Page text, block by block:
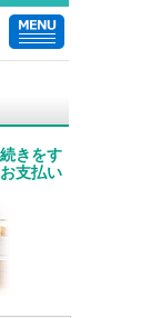
きをす
支払い